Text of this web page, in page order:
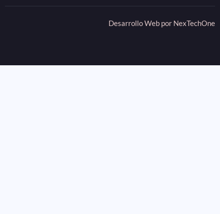
Desarrollo Web por NexTechOne